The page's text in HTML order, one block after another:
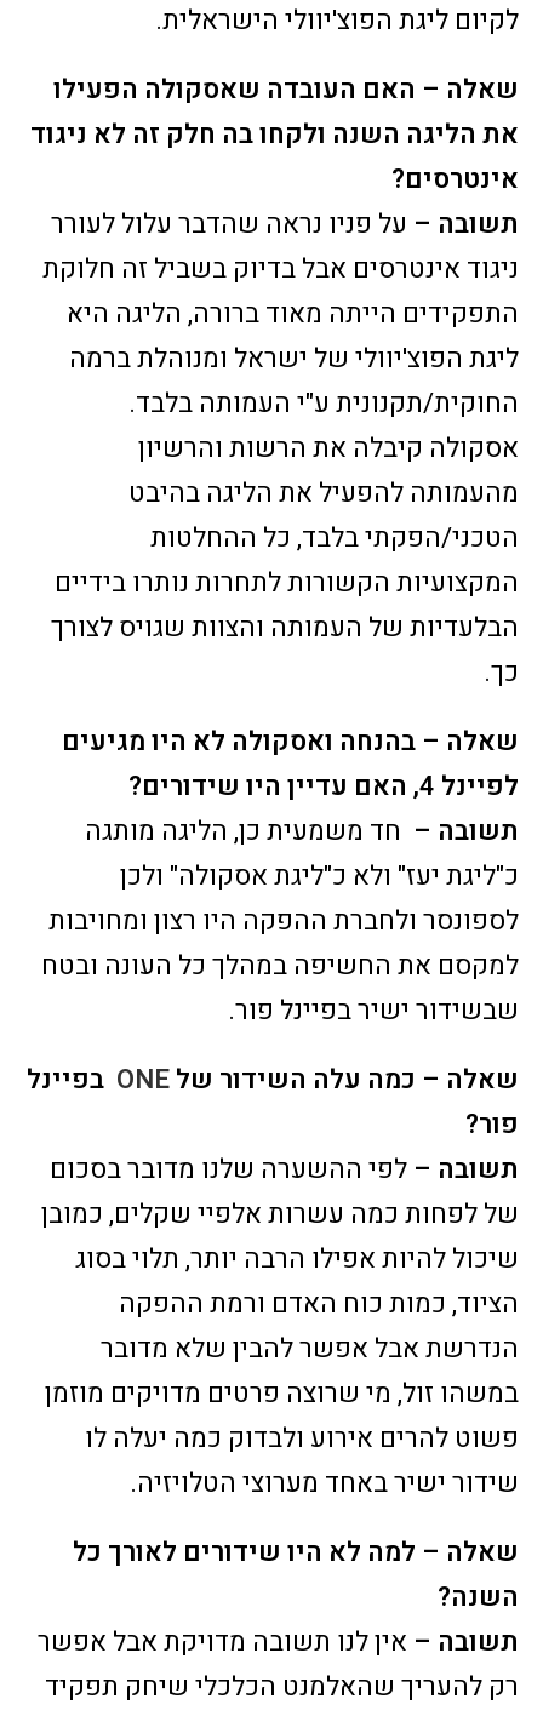
לקיום ליגת הפוצ'יוולי הישראלית.
שאלה – האם העובדה שאסקולה הפעילו
את הליגה השנה ולקחו בה חלק זה לא ניגוד
אינטרסים?
תשובה – על פניו נראה שהדבר עלול לעורר
ניגוד אינטרסים אבל בדיוק בשביל זה חלוקת
התפקידים הייתה מאוד ברורה, הליגה היא
ליגת הפוצ'יוולי של ישראל ומנוהלת ברמה
החוקית/תקנונית ע"י העמותה בלבד.
אסקולה קיבלה את הרשות והרשיון
מהעמותה להפעיל את הליגה בהיבט
הטכני/הפקתי בלבד, כל ההחלטות
המקצועיות הקשורות לתחרות נותרו בידיים
הבלעדיות של העמותה והצוות שגויס לצורך
כך.
שאלה – בהנחה ואסקולה לא היו מגיעים
לפיינל 4, האם עדיין היו שידורים?
תשובה – חד משמעית כן, הליגה מותגה
כ"ליגת יעז" ולא כ"ליגת אסקולה" ולכן
לספונסר ולחברת ההפקה היו רצון ומחויבות
למקסם את החשיפה במהלך כל העונה ובטח
שבשידור ישיר בפיינל פור.
שאלה – כמה עלה השידור של
בפיינל
פור?
תשובה – לפי ההשערה שלנו מדובר בסכום
של לפחות כמה עשרות אלפיי שקלים, כמובן
שיכול להיות אפילו הרבה יותר, תלוי בסוג
הציוד, כמות כוח האדם ורמת ההפקה
הנדרשת אבל אפשר להבין שלא מדובר
במשהו זול, מי שרוצה פרטים מדויקים מוזמן
פשוט להרים אירוע ולבדוק כמה יעלה לו
שידור ישיר באחד מערוצי הטלויזיה.
שאלה – למה לא היו שידורים לאורך כל
השנה?
תשובה – אין לנו תשובה מדויקת אבל אפשר
רק להעריך שהאלמנט הכלכלי שיחק תפקיד